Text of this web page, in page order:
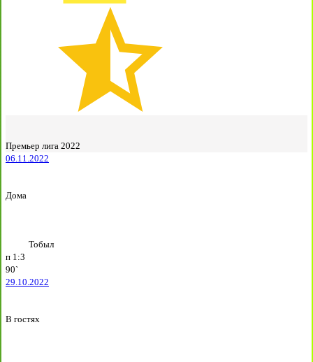
Премьер лига 2022
06.11.2022
Дома
Тобыл
п 1:3
90`
29.10.2022
В гостях